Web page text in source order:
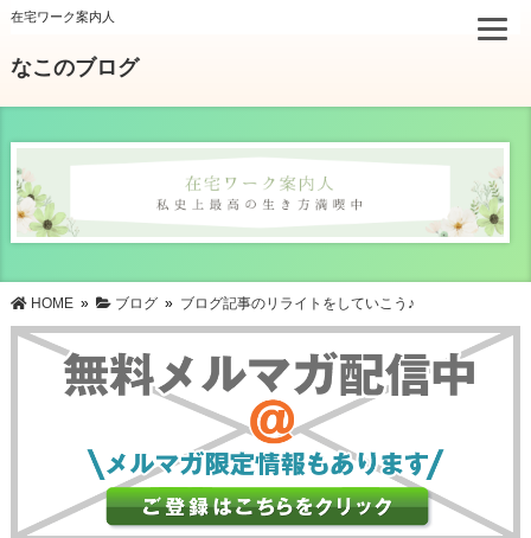
在宅ワーク案内人
なこのブログ
HOME» ブログ» ブログ記事のリライトをしていこう♪